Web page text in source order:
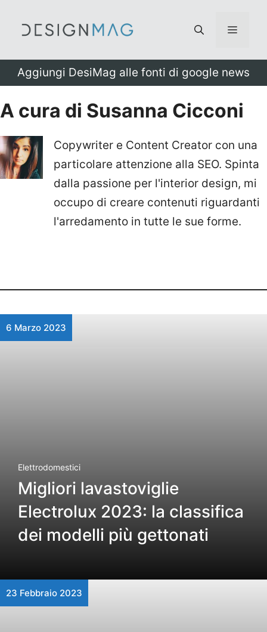
Menu
Aggiungi DesiMag alle fonti di google news
A cura di Susanna Cicconi
Copywriter e Content Creator con una
particolare attenzione alla SEO. Spinta
dalla passione per l'interior design, mi
occupo di creare contenuti riguardanti
l'arredamento in tutte le sue forme.
6 Marzo 2023
Elettrodomestici
Migliori lavastoviglie
Electrolux 2023: la classifica
dei modelli più gettonati
23 Febbraio 2023